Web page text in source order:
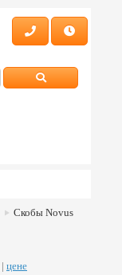
Скобы Novus
| цене